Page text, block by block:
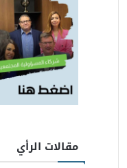
مقالات الرأي